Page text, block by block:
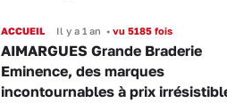
ACCUEIL Il y a 1 an •vu 5185 fois
AIMARGUES Grande Braderie
Eminence, des marques
incontournables à prix